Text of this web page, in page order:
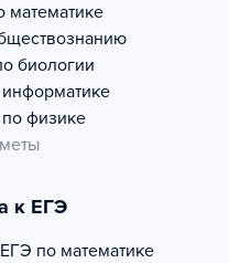
математике
биологии
физике
к ЕГЭ
ЕГЭ по математике